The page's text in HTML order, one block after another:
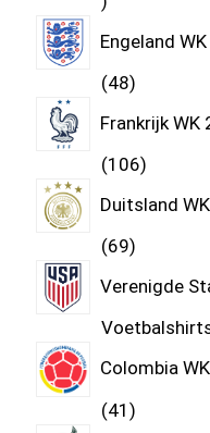
Engeland
48
Frankrijk
106
Duitsland
69
Verenigde
Colombia
41